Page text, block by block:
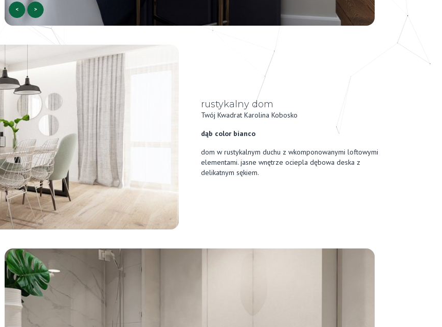
< >
rustykalny dom
Twój Kwadrat Karolina Kobosko
dąb color bianco
dom w rustykalnym duchu z wkomponowanymi loftowymi
elementami. jasne wnętrze ociepla dębowa deska z
delikatnym sękiem.